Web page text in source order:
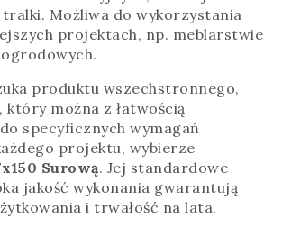
Możliwa do wykorzystania
projektach, np. meblarstwie
produktu wszechstronnego,
który można z łatwością
specyficznych wymagań
projektu, wybierze
Surową. Jej standardowe
jakość wykonania gwarantują
i trwałość na lata.